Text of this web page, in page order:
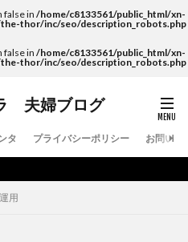
false in /home/c8133561/public_html/xn-
thor/inc/seo/description_robots.php
false in /home/c8133561/public_html/xn-
thor/inc/seo/description_robots.php
夫婦ブログ
タ プライバシーポリシー お問い合
用